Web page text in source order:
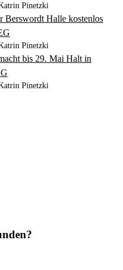
Pinetzki
Berswordt Halle kostenlos
Pinetzki
bis 29. Mai Halt in
Pinetzki